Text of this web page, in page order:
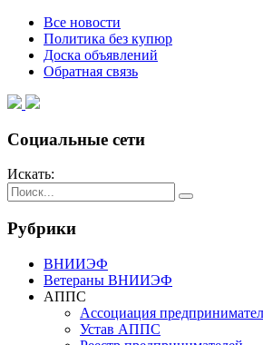
Все новости
Политика без купюр
Доска объявлений
Обратная связь
Социальные сети
Искать:
Рубрики
ВНИИЭФ
Ветераны ВНИИЭФ
АППС
Ассоциация
Устав АППС